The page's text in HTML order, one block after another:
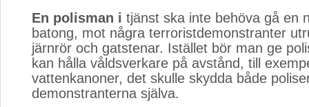
En polisman i tjänst ska inte behöva gå en
batong, mot några terroristdemonstranter
järnrör och gatstenar. Istället bör man ge
kan hålla våldsverkare på avstånd, till
vattenkanoner, det skulle skydda både
demonstranterna själva.